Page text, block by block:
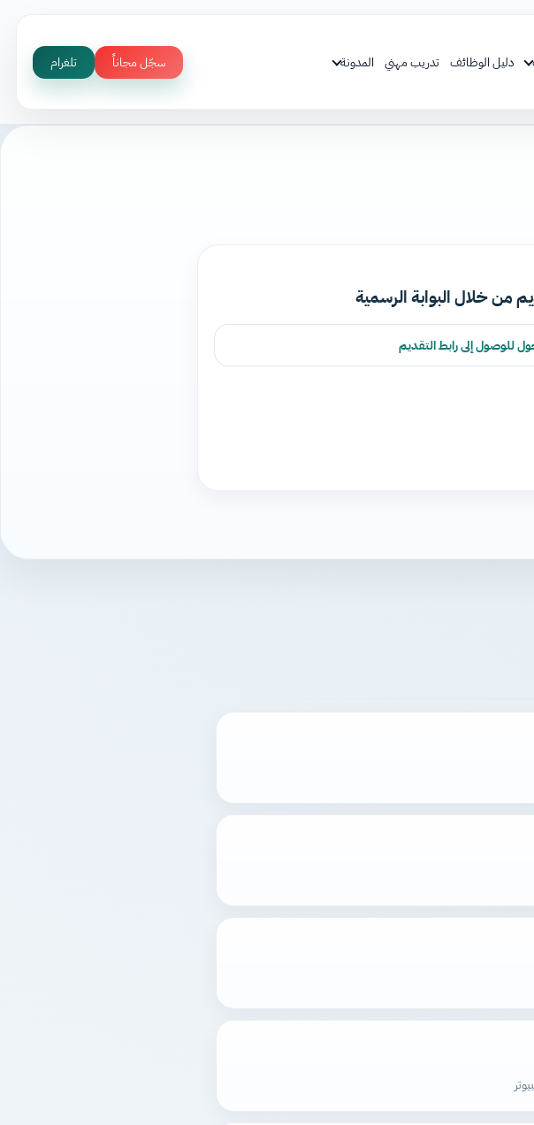
دليل الوظائف تدريب مهني المدونة سجّل مجاناً تلغرام
من خلال البوابة الرسمية
للوصول إلى رابط التقديم